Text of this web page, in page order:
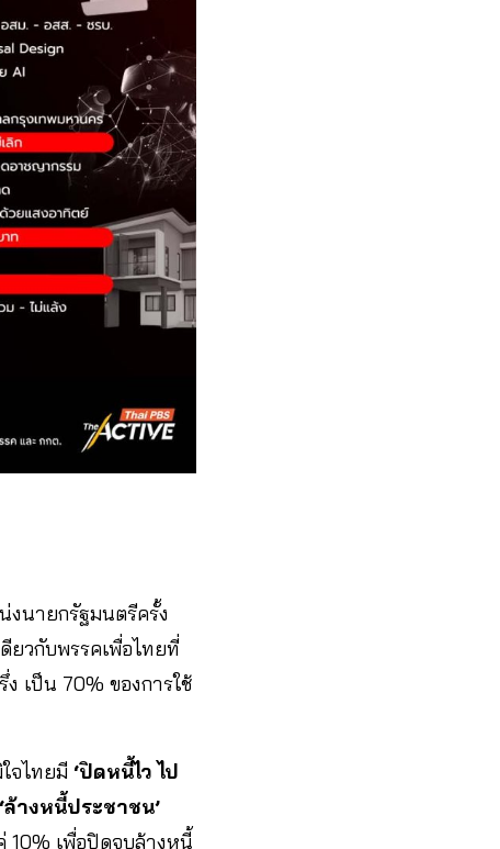
งนายกรัฐมนตรีครั้ง
ยวกับพรรคเพื่อไทยที่
เป็น 70% ของการใช้
จไทยมี ‘ปิดหนี้ไว ไป
‘ล้างหนี้ประชาชน’
10% เพื่อปิดจบล้างหนี้